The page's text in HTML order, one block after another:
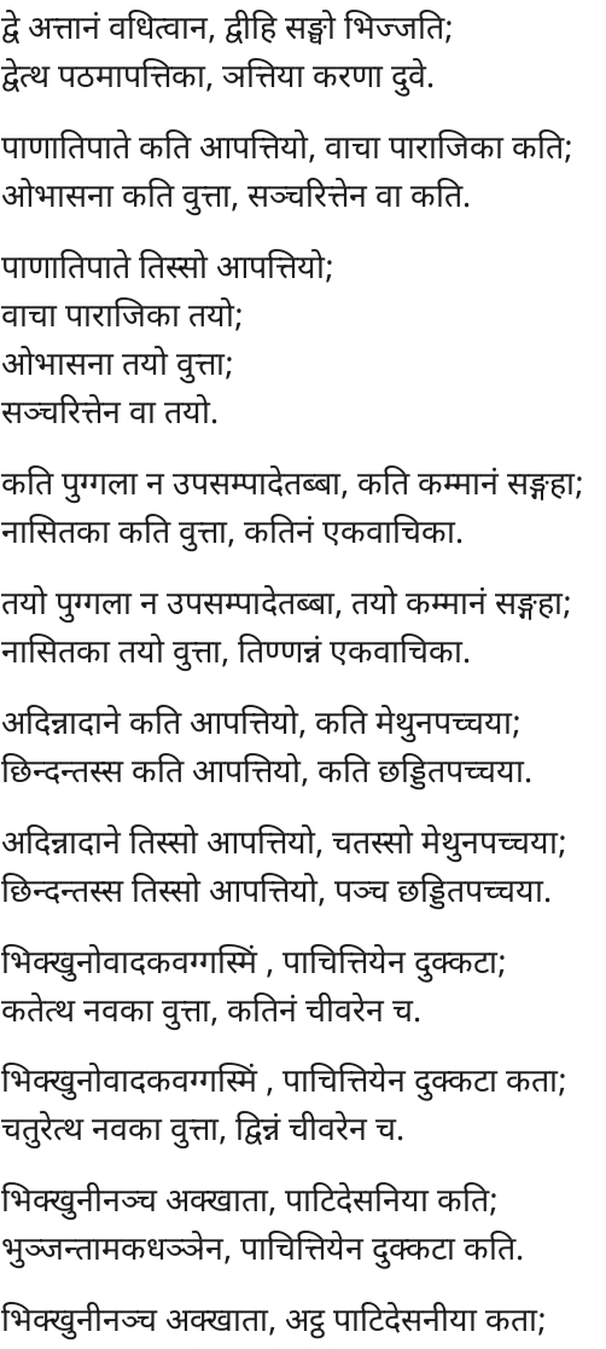
द्वे अत्तानं वधित्वान, द्वीहि सङ्घो भिज्जति;
द्वेत्थ पठमापत्तिका, ञत्तिया करणा दुवे.
पाणातिपाते कति आपत्तियो, वाचा पाराजिका कति;
ओभासनाकति वुत्ता, सञ्चरित्तेन वा कति.
पाणातिपाते तिस्सो आपत्तियो;
वाचा पाराजिका तयो;
ओभासना तयो वुत्ता;
सञ्चरित्तेन वा तयो.
कति पुग्गला न उपसम्पादेतब्बा, कति कम्मानं सङ्गहा;
नासितका कति वुत्ता, कतिनं एकवाचिका.
तयो पुग्गला न उपसम्पादेतब्बा, तयो कम्मानं सङ्गहा;
नासितका तयो वुत्ता, तिण्णन्नं एकवाचिका.
अदिन्नादाने कति आपत्तियो, कति मेथुनपच्चया;
छिन्दन्तस्स कति आपत्तियो, कति छड्डितपच्चया.
अदिन्नादाने तिस्सो आपत्तियो, चतस्सो मेथुनपच्चया;
छिन्दन्तस्स तिस्सो आपत्तियो, पञ्च छड्डितपच्चया.
भिक्खुनोवादकवग्गस्मिं , पाचित्तियेन दुक्कटा;
कतेत्थ नवका वुत्ता, कतिनं चीवरेन च.
भिक्खुनोवादकवग्गस्मिं , पाचित्तियेन दुक्कटा कता;
चतुरेत्थ नवका वुत्ता, द्विन्नं चीवरेन च.
भिक्खुनीनञ्च अक्खाता, पाटिदेसनिया कति;
भुञ्जन्तामकधञ्ञेन, पाचित्तियेन दुक्कटा कति.
भिक्खुनीनञ्च अक्खाता, अट्ठ पाटिदेसनीया कता;